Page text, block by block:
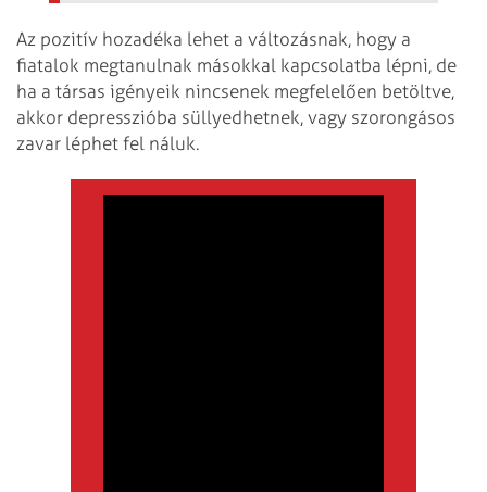
Az pozitív hozadéka lehet a változásnak, hogy a
fiatalok megtanulnak másokkal kapcsolatba lépni, de
ha a társas igényeik nincsenek megfelelően betöltve,
akkor depresszióba süllyedhetnek, vagy szorongásos
zavar léphet fel náluk.